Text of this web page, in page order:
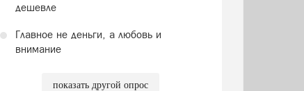
дешевле
Главное не деньги, а любовь и
внимание
показать другой опрос